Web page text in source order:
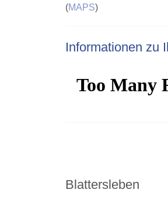
(MAPS)
Informationen zu
Blattersleben